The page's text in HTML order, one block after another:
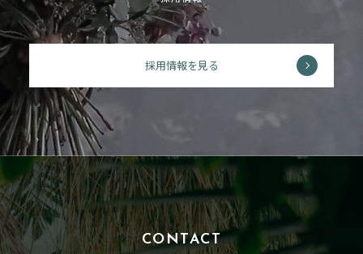
採用情報を見る
CONTACT